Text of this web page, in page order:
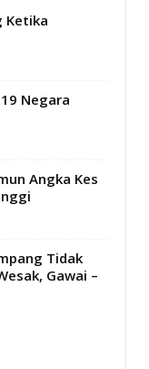
Ketika
Negara
Angka Kes
Tidak
Gawai –